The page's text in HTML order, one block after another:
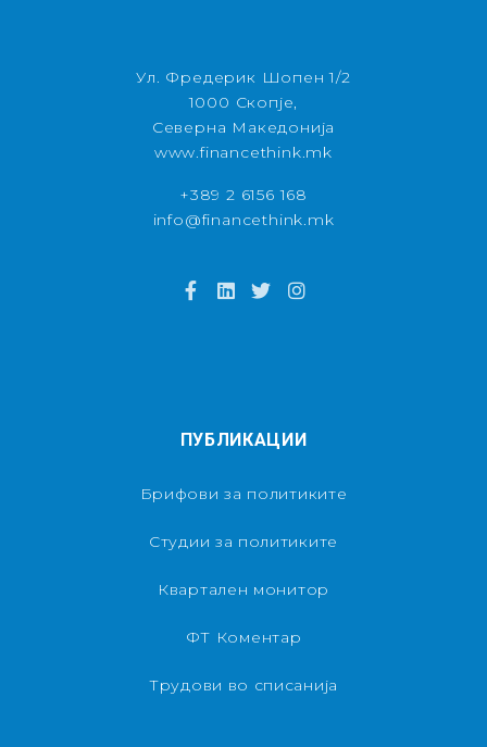
Ул. Фредерик Шопен 1/2
1000 Скопје,
Северна Македонија
www.financethink.mk
+389 2 6156 168
info@financethink.mk
ПУБЛИКАЦИИ
Брифови за политиките
Студии за политиките
Квартален монитор
ФТ Коментар
Трудови во списанија